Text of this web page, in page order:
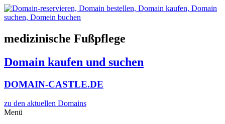
Zum
Inhalt
medizinische Fußpflege
Domain kaufen und suchen
DOMAIN-CASTLE.DE
zu den aktuellen Domains​
Menü